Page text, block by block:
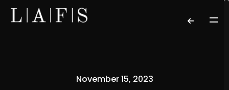
November 15, 2023